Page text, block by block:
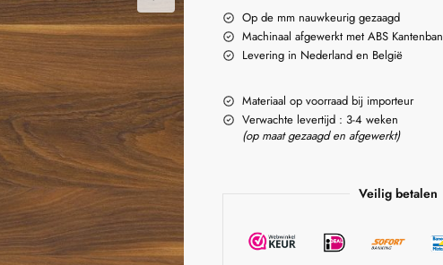
Op de mm nauwkeurig gezaagd
Machinaal afgewerkt met ABS
Levering in Nederland en België
Materiaal op voorraad bij importeur
Verwachte levertijd : 3-4 weken
(op maat gezaagd en afgewerkt)
Veilig betalen